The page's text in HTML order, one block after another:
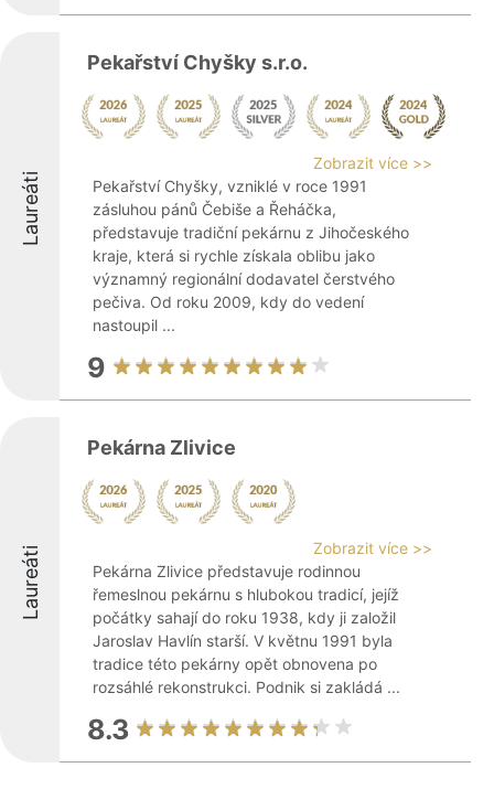
Laureáti
Pekařství Chyšky s.r.o.
Zobrazit více >>
Pekařství Chyšky, vzniklé v roce 1991
zásluhou pánů Čebiše a Řeháčka,
představuje tradiční pekárnu z Jihočeského
kraje, která si rychle získala oblibu jako
významný regionální dodavatel čerstvého
pečiva. Od roku 2009, kdy do vedení
nastoupil ...
9
Laureáti
Pekárna Zlivice
Zobrazit více >>
Pekárna Zlivice představuje rodinnou
řemeslnou pekárnu s hlubokou tradicí, jejíž
počátky sahají do roku 1938, kdy ji založil
Jaroslav Havlín starší. V květnu 1991 byla
tradice této pekárny opět obnovena po
rozsáhlé rekonstrukci. Podnik si zakládá ...
8.3